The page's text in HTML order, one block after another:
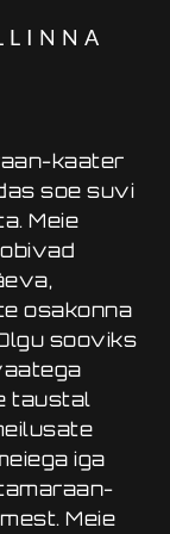
kaater
soe suvi
Meie
osakonna
sooviks
taustal
iga
Meie